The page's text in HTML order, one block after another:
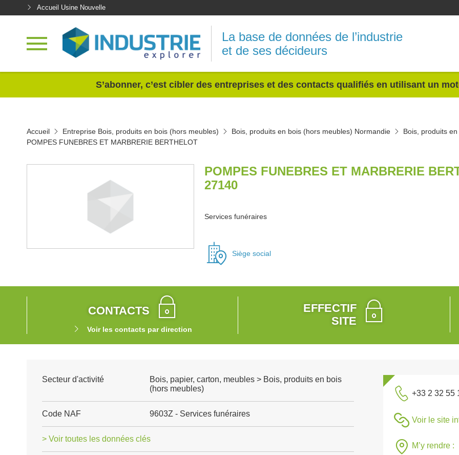
Accueil Usine Nouvelle
La base de données de l’industrie
et de ses décideurs
S’abonner, c’est cibler des entreprises et des contacts qualifiés en utilisant un
Accueil Entreprise Bois, produits en bois (hors meubles) Bois, produits en bois (hors meubles) Normandie
Bois, produits
POMPES FUNEBRES ET MARBRERIE BERTHELOT
POMPES FUNEBRES ET MARBRERIE
27140
Services funéraires
Siège social
CONTACTS
Voir les contacts par direction
EFFECTIF
SITE
Secteur d'activité
Bois, papier, carton, meubles > Bois, produits en bois
(hors meubles)
Code NAF 9603Z - Services funéraires
> Voir toutes les données clés
+33 2 32 55
Voir le site
M’y rendre :